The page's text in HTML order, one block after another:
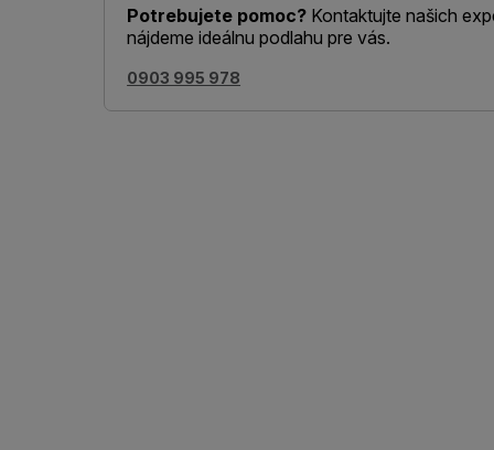
Potrebujete pomoc? Kontaktujte našich
nájdeme ideálnu podlahu pre vás.
0903 995 978